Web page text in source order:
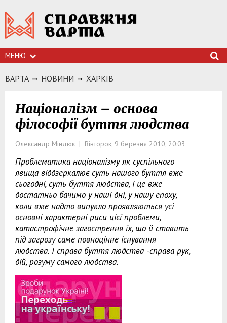
МЕНЮ
ВАРТА НОВИНИ ХАРКIВ
Націоналізм – основа
філософії буття людства
Олександр Міндюк | Вівторок, 9 березня 2010, 20:03
Проблематика націоналізму як суспільного
явища віддзеркалює суть нашого буття вже
сьогодні, суть буття людства, і це вже
достатньо бачимо у наші дні, у нашу епоху,
коли вже надто випукло проявляються усі
основні характерні риси цієї проблеми,
катастрофічне загострення їх, що й ставить
під загрозу саме повноцінне існування
людства. І справа буття людства -справа рук,
дій, розуму самого людства.